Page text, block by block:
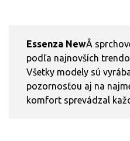
Essenza NewÂ
podľa najnovších
Všetky modely sú
pozornosťou aj na
komfort sprevádzal